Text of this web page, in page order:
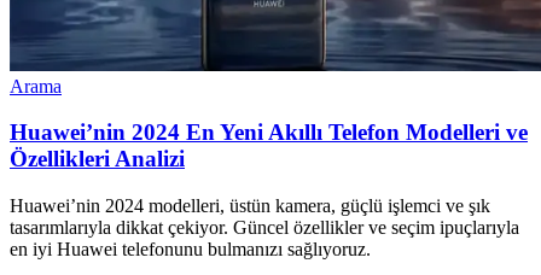
Arama
Huawei’nin 2024 En Yeni Akıllı Telefon Modelleri ve
Özellikleri Analizi
Huawei’nin 2024 modelleri, üstün kamera, güçlü işlemci ve şık
tasarımlarıyla dikkat çekiyor. Güncel özellikler ve seçim ipuçlarıyla
en iyi Huawei telefonunu bulmanızı sağlıyoruz.